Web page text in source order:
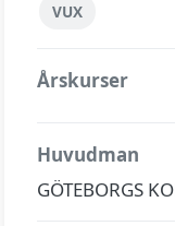
VUX
Årskurser
Huvudman
GÖTEBORGS